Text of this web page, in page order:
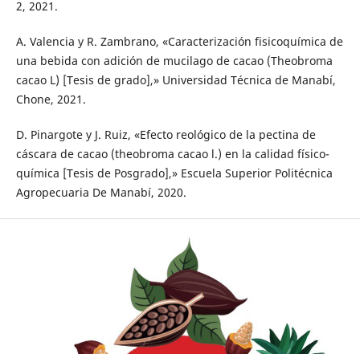
2, 2021.
A. Valencia y R. Zambrano, «Caracterización fisicoquímica de
una bebida con adición de mucilago de cacao (Theobroma
cacao L) [Tesis de grado],» Universidad Técnica de Manabí,
Chone, 2021.
D. Pinargote y J. Ruiz, «Efecto reológico de la pectina de
cáscara de cacao (theobroma cacao l.) en la calidad físico-
química [Tesis de Posgrado],» Escuela Superior Politécnica
Agropecuaria De Manabí, 2020.